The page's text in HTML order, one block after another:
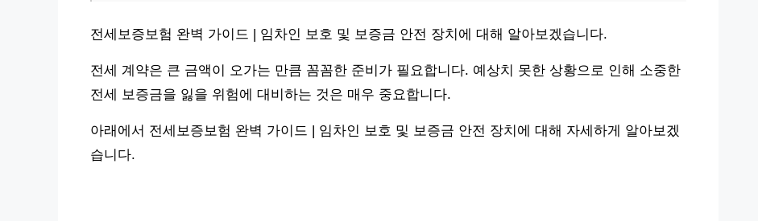
전세보증보험 완벽 가이드 | 임차인 보호 및 보증금 안전 장치에 대해 알아보겠습니다.
전세 계약은 큰 금액이 오가는 만큼 꼼꼼한 준비가 필요합니다. 예상치 못한 상황으로 인해 소중한
전세 보증금을 잃을 위험에 대비하는 것은 매우 중요합니다.
아래에서 전세보증보험 완벽 가이드 | 임차인 보호 및 보증금 안전 장치에 대해 자세하게 알아보겠
습니다.